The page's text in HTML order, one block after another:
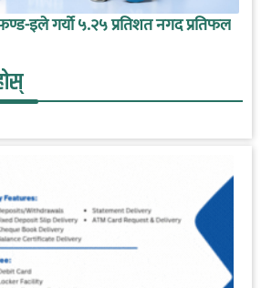
इले गर्यो ५.२५ प्रतिशत नगद प्रतिफल